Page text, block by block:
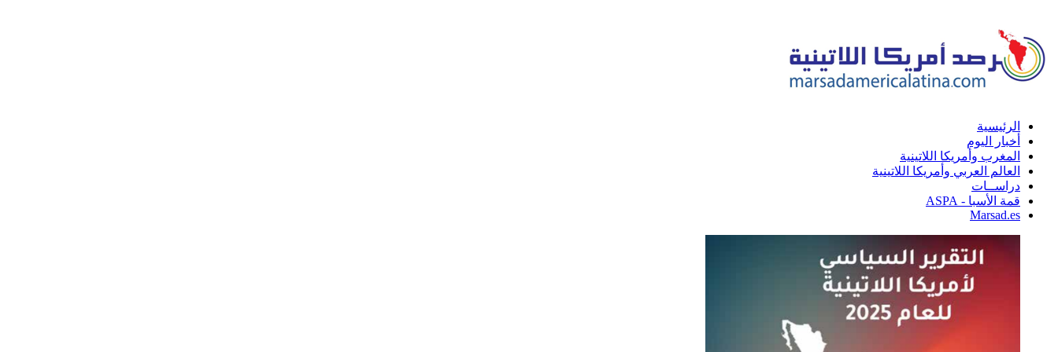
الرئيسية
أخبار اليوم
المغرب وأمريكا اللاتينية
العالم العربي وأمريكا اللاتينية
دراســات
قمة الأسبا - ASPA
Marsad.es